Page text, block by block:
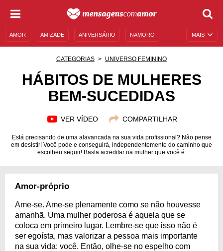
MAIS
AMOR AMIZADE ANIVERSÁRIO NAMORO
UNIVERSO FEMININO
MENSAGENS E FRASES MENSAGENS DE ANIVERSÁRIO
CATEGORIAS UNIVERSO FEMININO
HÁBITOS DE MULHERES
BEM-SUCEDIDAS
VER VÍDEO COMPARTILHAR
Está precisando de uma alavancada na sua vida profissional? Não pense
em desistir! Você pode e conseguirá, independentemente do caminho que
escolheu seguir! Basta acreditar na mulher que você é.
Amor-próprio
Ame-se. Ame-se plenamente como se não houvesse
amanhã. Uma mulher poderosa é aquela que se
coloca em primeiro lugar. Lembre-se que isso não é
ser egoísta, mas valorizar a pessoa mais importante
na sua vida: você. Então, olhe-se no espelho com